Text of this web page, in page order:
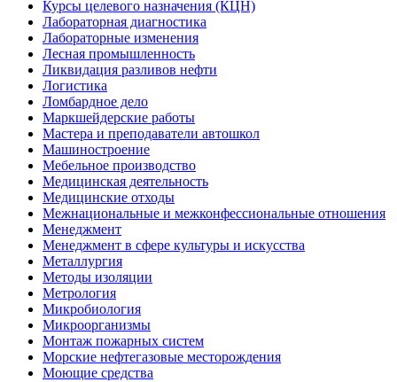
Курсы целевого назначения (КЦН)
Лабораторная диагностика
Лабораторные изменения
Лесная промышленность
Ликвидация разливов нефти
Логистика
Ломбардное дело
Маркшейдерские работы
Мастера и преподаватели автошкол
Машиностроение
Мебельное производство
Медицинская деятельность
Медицинские отходы
Межнациональные и межконфессиональные отношения
Менеджмент
Менеджмент в сфере культуры и искусства
Металлургия
Методы изоляции
Метрология
Микробиология
Микроорганизмы
Монтаж пожарных систем
Морские нефтегазовые месторождения
Моющие средства